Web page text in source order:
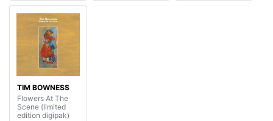
TIM BOWNESS
Flowers At The
Scene (limited
edition digipak)